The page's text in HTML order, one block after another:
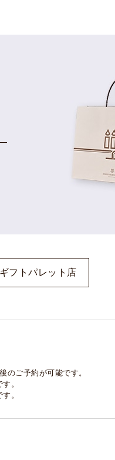
フトパレット店
のご予約が可能です。
。
。